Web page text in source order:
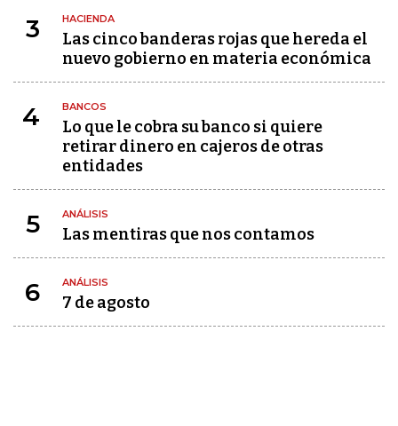
3 HACIENDA
Las cinco banderas rojas que hereda el
nuevo gobierno en materia económica
4 BANCOS
Lo que le cobra su banco si quiere
retirar dinero en cajeros de otras
entidades
5 ANÁLISIS
Las mentiras que nos contamos
6 ANÁLISIS
7 de agosto